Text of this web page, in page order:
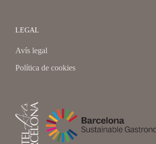
LEGAL
Avís legal
Política de cookies